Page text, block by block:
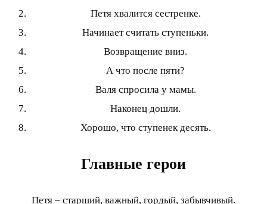
Петя хвалится сестренке.
Начинает считать ступеньки.
Возвращение вниз.
А что после пяти?
Валя спросила у мамы.
Наконец дошли.
Хорошо, что ступенек десять.
Главные герои
Петя – старший, важный, гордый, забывчивый.